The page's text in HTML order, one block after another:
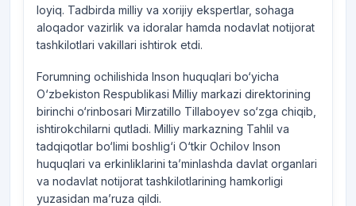
loyiq. Tadbirda milliy va xorijiy ekspertlar, sohaga
aloqador vazirlik va idoralar hamda nodavlat notijorat
tashkilotlari vakillari ishtirok etdi.
Forumning ochilishida Inson huquqlari bo‘yicha
O‘zbekiston Respublikasi Milliy markazi direktorining
birinchi o‘rinbosari Mirzatillo Tillaboyev so‘zga chiqib,
ishtirokchilarni qutladi. Milliy markazning Tahlil va
tadqiqotlar bo‘limi boshlig‘i O‘tkir Ochilov Inson
huquqlari va erkinliklarini ta’minlashda davlat organlari
va nodavlat notijorat tashkilotlarining hamkorligi
yuzasidan ma’ruza qildi.